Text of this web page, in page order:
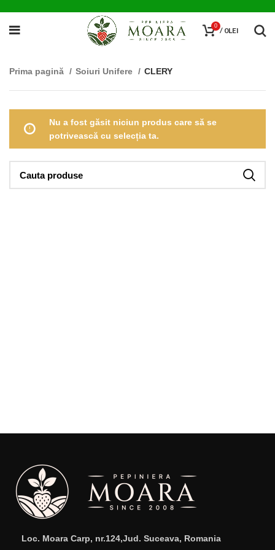
0 / 0LEI
Prima pagină Soiuri Unifere CLERY
Nu a fost găsit niciun produs care să se
potrivească cu selecția ta.
Loc. Moara Carp, nr.124,Jud. Suceava, Romania